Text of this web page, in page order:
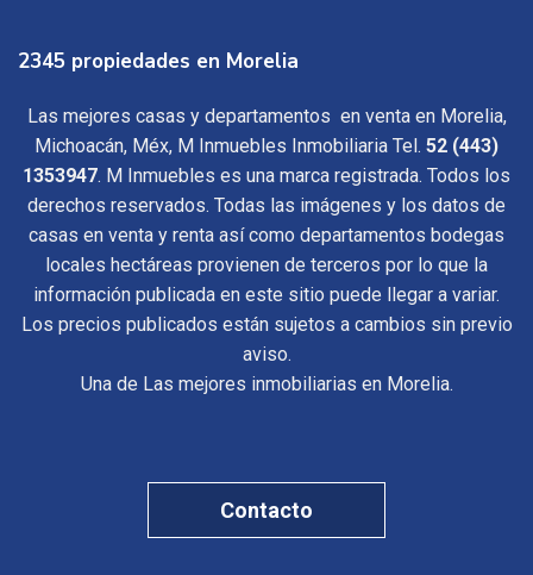
2345 propiedades en Morelia
Las mejores casas y departamentos en venta en Morelia,
Michoacán, Méx, M Inmuebles Inmobiliaria Tel. 52 (443)
1353947. M Inmuebles es una marca registrada. Todos los
derechos reservados. Todas las imágenes y los datos de
casas en venta y renta así como departamentos bodegas
locales hectáreas provienen de terceros por lo que la
información publicada en este sitio puede llegar a variar.
Los precios publicados están sujetos a cambios sin previo
aviso.
Una de Las mejores inmobiliarias en Morelia.